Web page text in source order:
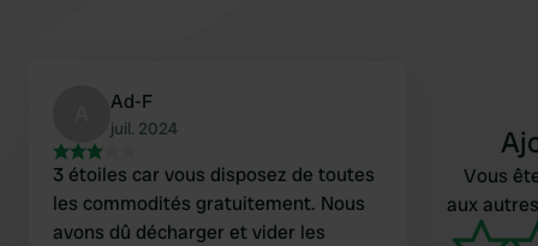
Ad-F
juil. 2024
3 étoiles car vous disposez de toutes
les commodités gratuitement. Nous
avons dû décharger et vider les
Vous
aux